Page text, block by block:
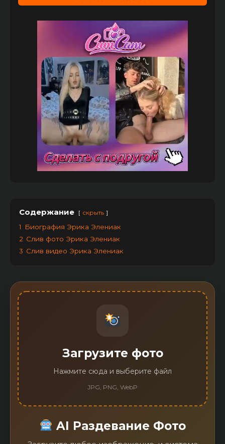
Содержание скрыть
1
Биография Эрика Элениак
2 Слив фото Эрика Элениак
3 Слив видео Эрика Элениак
Загрузите фото
Нажмите сюда и выберите файл
JPG, PNG, WebP
AI Раздевание Фото